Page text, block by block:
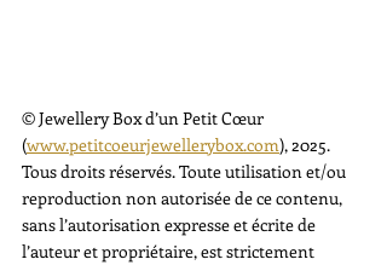
© Jewellery Box d’un Petit Cœur
(www.petitcoeurjewellerybox.com), 2025.
Tous droits réservés. Toute utilisation et/ou
reproduction non autorisée de ce contenu,
sans l’autorisation expresse et écrite de
l’auteur et propriétaire, est strictement